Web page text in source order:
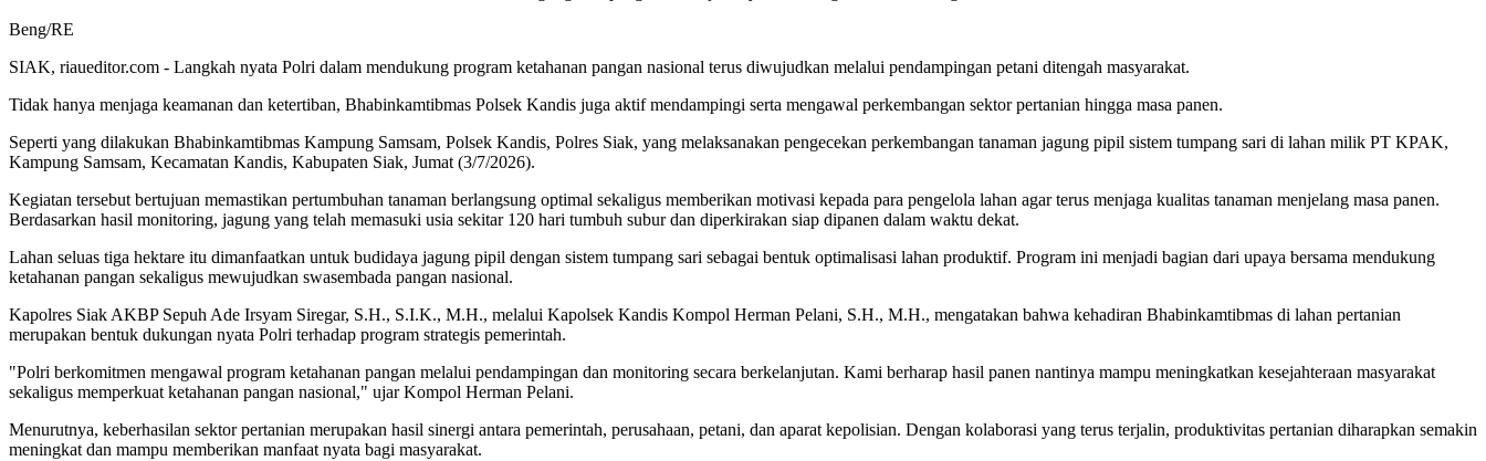
Beng/RE
SIAK, riaueditor.com - Langkah nyata Polri dalam mendukung program ketahanan pangan nasional terus diwujudkan melalui pendampingan petani ditengah masyarakat.
Tidak hanya menjaga keamanan dan ketertiban, Bhabinkamtibmas Polsek Kandis juga aktif mendampingi serta mengawal perkembangan sektor pertanian hingga masa panen.
Seperti yang dilakukan Bhabinkamtibmas Kampung Samsam, Polsek Kandis, Polres Siak, yang melaksanakan pengecekan perkembangan tanaman jagung pipil sistem tumpang sari di lahan milik PT KPAK,
Kampung Samsam, Kecamatan Kandis, Kabupaten Siak, Jumat (3/7/2026).
Kegiatan tersebut bertujuan memastikan pertumbuhan tanaman berlangsung optimal sekaligus memberikan motivasi kepada para pengelola lahan agar terus menjaga kualitas tanaman menjelang masa panen.
Berdasarkan hasil monitoring, jagung yang telah memasuki usia sekitar 120 hari tumbuh subur dan diperkirakan siap dipanen dalam waktu dekat.
Lahan seluas tiga hektare itu dimanfaatkan untuk budidaya jagung pipil dengan sistem tumpang sari sebagai bentuk optimalisasi lahan produktif. Program ini menjadi bagian dari upaya bersama mendukung
ketahanan pangan sekaligus mewujudkan swasembada pangan nasional.
Kapolres Siak AKBP Sepuh Ade Irsyam Siregar, S.H., S.I.K., M.H., melalui Kapolsek Kandis Kompol Herman Pelani, S.H., M.H., mengatakan bahwa kehadiran Bhabinkamtibmas di lahan pertanian
merupakan bentuk dukungan nyata Polri terhadap program strategis pemerintah.
"Polri berkomitmen mengawal program ketahanan pangan melalui pendampingan dan monitoring secara berkelanjutan. Kami berharap hasil panen nantinya mampu meningkatkan kesejahteraan masyarakat
sekaligus memperkuat ketahanan pangan nasional," ujar Kompol Herman Pelani.
Menurutnya, keberhasilan sektor pertanian merupakan hasil sinergi antara pemerintah, perusahaan, petani, dan aparat kepolisian. Dengan kolaborasi yang terus terjalin, produktivitas pertanian diharapkan semakin
meningkat dan mampu memberikan manfaat nyata bagi masyarakat.